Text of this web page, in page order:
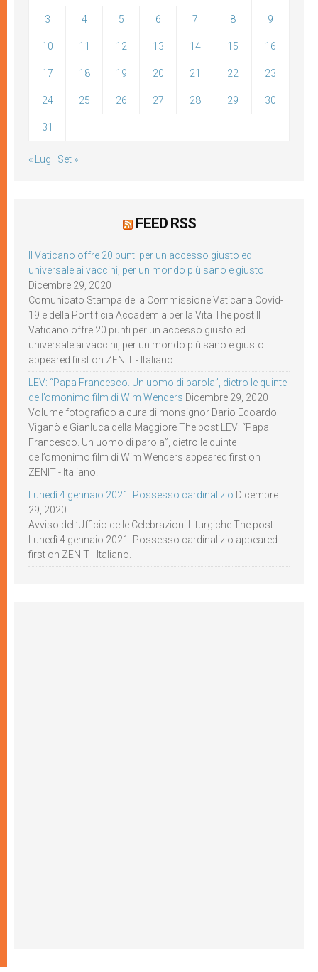
3 4 5 6 7 8 9
10 11 12 13 14 15 16
17 18 19 20 21 22 23
24 25 26 27 28 29 30
31
« Lug Set »
FEED RSS
Il Vaticano offre 20 punti per un accesso giusto ed
universale ai vaccini, per un mondo più sano e giusto
Dicembre 29, 2020
Comunicato Stampa della Commissione Vaticana Covid-
19 e della Pontificia Accademia per la Vita The post Il
Vaticano offre 20 punti per un accesso giusto ed
universale ai vaccini, per un mondo più sano e giusto
appeared first on ZENIT - Italiano.
LEV: “Papa Francesco. Un uomo di parola”, dietro le quinte
dell’omonimo film di Wim Wenders Dicembre 29, 2020
Volume fotografico a cura di monsignor Dario Edoardo
Viganò e Gianluca della Maggiore The post LEV: “Papa
Francesco. Un uomo di parola”, dietro le quinte
dell’omonimo film di Wim Wenders appeared first on
ZENIT - Italiano.
Lunedì 4 gennaio 2021: Possesso cardinalizio Dicembre
29, 2020
Avviso dell’Ufficio delle Celebrazioni Liturgiche The post
Lunedì 4 gennaio 2021: Possesso cardinalizio appeared
first on ZENIT - Italiano.